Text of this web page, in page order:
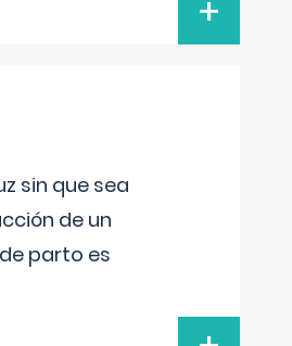
+
sin que sea
de un
parto es